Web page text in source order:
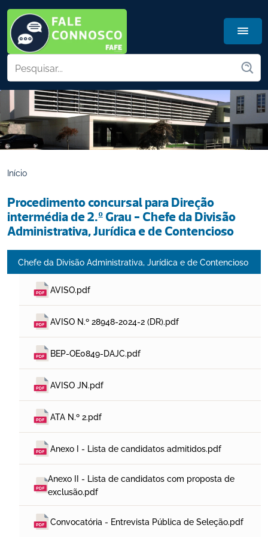
Início
Procedimento concursal para Direção
intermédia de 2.º Grau - Chefe da Divisão
Administrativa, Jurídica e de Contencioso
Chefe da Divisão Administrativa, Jurídica e de Contencioso
AVISO.pdf
AVISO N.º 28948-2024-2 (DR).pdf
BEP-OE0849-DAJC.pdf
AVISO JN.pdf
ATA N.º 2.pdf
Anexo I - Lista de candidatos admitidos.pdf
Anexo II - Lista de candidatos com proposta de
exclusão.pdf
Convocatória - Entrevista Pública de Seleção.pdf